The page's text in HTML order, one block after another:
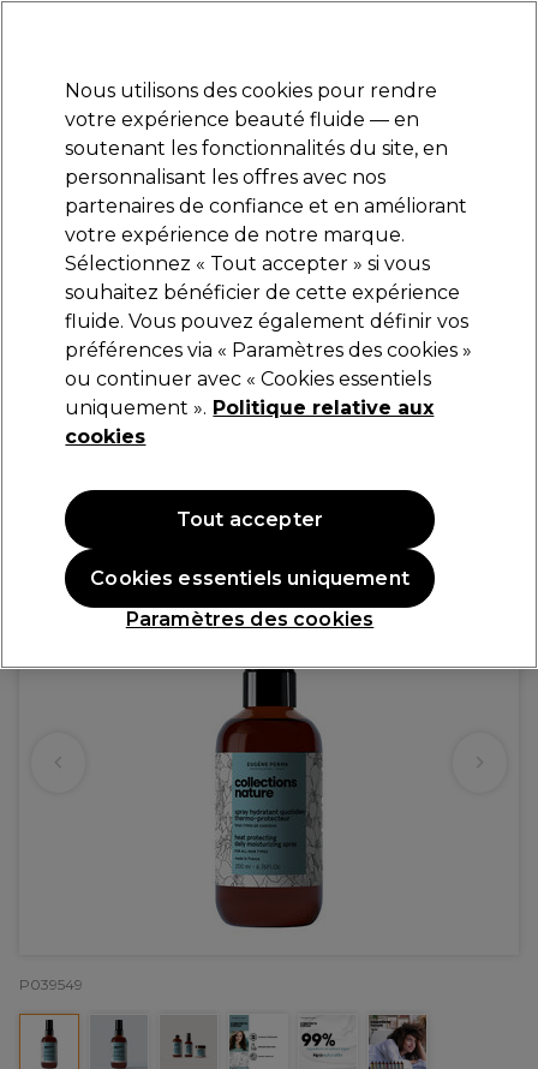
Se connecter
Marques Bons plans Coiffure Electro et Matériel
Livraison et délais
lire la suite
Eugène Perma Professionnel
Eugène Perma Collections Nature Spray
Hydratant Quotidien Thermo-Protecteur
200ml
(0)
23,59 €
OFFRE
P039549
Nous utilisons des cookies pour rendre
votre expérience beauté fluide — en
soutenant les fonctionnalités du site, en
personnalisant les offres avec nos
partenaires de confiance et en améliorant
votre expérience de notre marque.
Sélectionnez « Tout accepter » si vous
souhaitez bénéficier de cette expérience
fluide. Vous pouvez également définir vos
préférences via « Paramètres des cookies »
ou continuer avec « Cookies essentiels
uniquement ». Politique relative aux
cookies
Paramètres des cookies
Cookies essentiels uniquement
Tout accepter